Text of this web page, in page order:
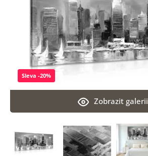
Zobrazit galerii
Sleva -20%